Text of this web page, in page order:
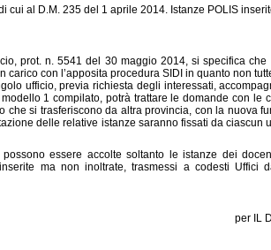
cui al D.M. 235 del 1 aprile 2014. Istanze POLIS
prot. n. 5541 del 30 maggio 2014, si specifica
carico con l’apposita procedura SIDI in quanto non
ufficio, previa richiesta degli interessati,
1 compilato, potrà trattare le domande con le
che si trasferiscono da altra provincia, con la nuova
delle relative istanze saranno fissati da ciascun
essere accolte soltanto le istanze dei
ma non inoltrate, trasmessi a codesti Uffici
per IL